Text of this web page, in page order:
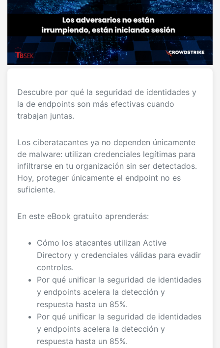
Descubre por qué la seguridad de identidades y
la de endpoints son más efectivas cuando
trabajan juntas.
Los ciberatacantes ya no dependen únicamente
de malware: utilizan credenciales legítimas para
infiltrarse en tu organización sin ser detectados.
Hoy, proteger únicamente el endpoint no es
suficiente.
En este eBook gratuito aprenderás:
Cómo los atacantes utilizan Active
Directory y credenciales válidas para evadir
controles.
Por qué unificar la seguridad de identidades
y endpoints acelera la detección y
respuesta hasta un 85%.
Por qué unificar la seguridad de identidades
y endpoints acelera la detección y
respuesta hasta un 85%.